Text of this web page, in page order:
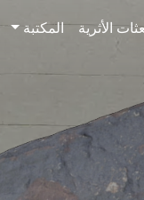
الأثرية المكتبة